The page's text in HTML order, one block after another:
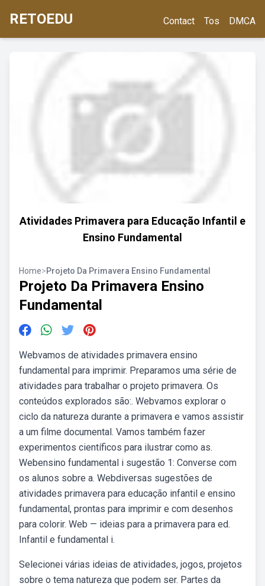
RETOEDU Contact Tos DMCA
Atividades Primavera para Educação Infantil e
Ensino Fundamental
Home>Projeto Da Primavera Ensino Fundamental
Projeto Da Primavera Ensino
Fundamental
Webvamos de atividades primavera ensino
fundamental para imprimir. Preparamos uma série de
atividades para trabalhar o projeto primavera. Os
conteúdos explorados são:. Webvamos explorar o
ciclo da natureza durante a primavera e vamos assistir
a um filme documental. Vamos também fazer
experimentos científicos para ilustrar como as.
Webensino fundamental i sugestão 1: Converse com
os alunos sobre a. Webdiversas sugestões de
atividades primavera para educação infantil e ensino
fundamental, prontas para imprimir e com desenhos
para colorir. Web — ideias para a primavera para ed.
Infantil e fundamental i.
Selecionei várias ideias de atividades, jogos, projetos
sobre o tema natureza que podem ser. Partes da